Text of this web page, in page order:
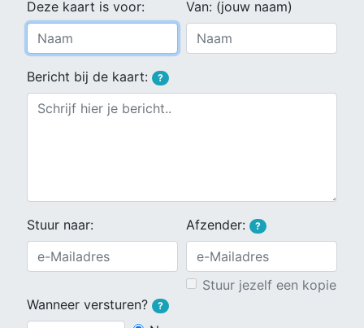
Deze kaart is voor: Van: (jouw naam)
Bericht bij de kaart: ?
Stuur naar: Afzender: ?
Stuur jezelf een kopie
Wanneer versturen?
?